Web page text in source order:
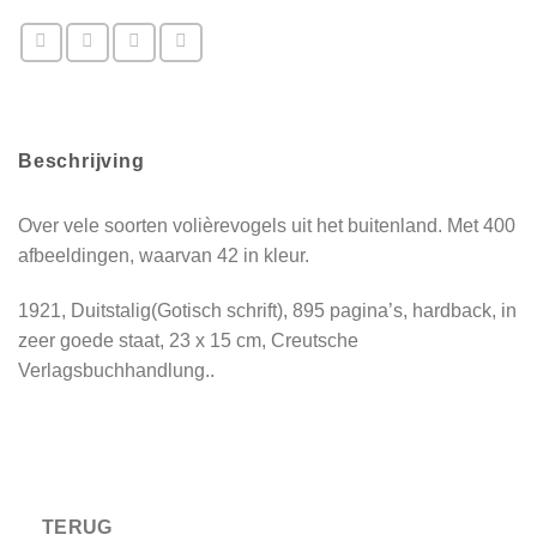
Beschrijving
Over vele soorten volièrevogels uit het buitenland. Met 400
afbeeldingen, waarvan 42 in kleur.
1921, Duitstalig(Gotisch schrift), 895 pagina’s, hardback, in
zeer goede staat, 23 x 15 cm, Creutsche
Verlagsbuchhandlung..